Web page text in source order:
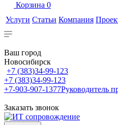
Корзина 0
Услуги Статьи Компания
Ваш город
Новосибирск
+7 (383)34-99-123
+7 (383)34-99-123
+7-903-907-1377Руководитель
Заказать звонок